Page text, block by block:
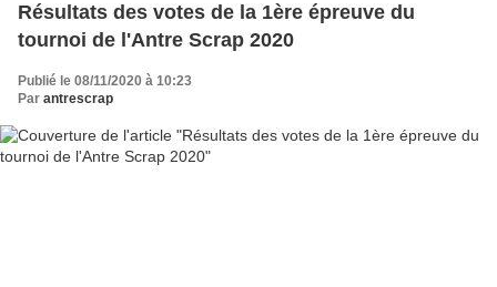
Résultats des votes de la 1ère épreuve du
tournoi de l'Antre Scrap 2020
Publié le 08/11/2020 à 10:23
Par antrescrap